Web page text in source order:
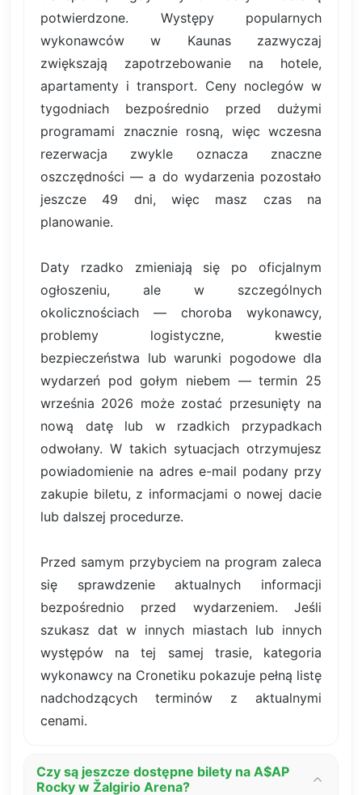
potwierdzone. Występy popularnych
wykonawców w Kaunas zazwyczaj
zwiększają zapotrzebowanie na hotele,
apartamenty i transport. Ceny noclegów w
tygodniach bezpośrednio przed dużymi
programami znacznie rosną, więc wczesna
rezerwacja zwykle oznacza znaczne
oszczędności — a do wydarzenia pozostało
jeszcze 49 dni, więc masz czas na
planowanie.
Daty rzadko zmieniają się po oficjalnym
ogłoszeniu, ale w szczególnych
okolicznościach — choroba wykonawcy,
problemy logistyczne, kwestie
bezpieczeństwa lub warunki pogodowe dla
wydarzeń pod gołym niebem — termin 25
września 2026 może zostać przesunięty na
nową datę lub w rzadkich przypadkach
odwołany. W takich sytuacjach otrzymujesz
powiadomienie na adres e-mail podany przy
zakupie biletu, z informacjami o nowej dacie
lub dalszej procedurze.
Przed samym przybyciem na program zaleca
się sprawdzenie aktualnych informacji
bezpośrednio przed wydarzeniem. Jeśli
szukasz dat w innych miastach lub innych
występów na tej samej trasie, kategoria
wykonawcy na Cronetiku pokazuje pełną listę
nadchodzących terminów z aktualnymi
cenami.
Czy są jeszcze dostępne bilety na A$AP
Rocky w Žalgirio Arena?